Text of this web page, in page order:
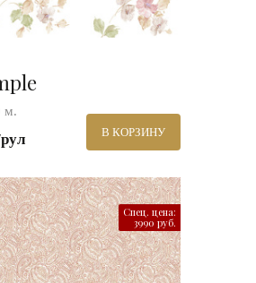
м.
В КОРЗИНУ
Спец. цена:
3990 руб.